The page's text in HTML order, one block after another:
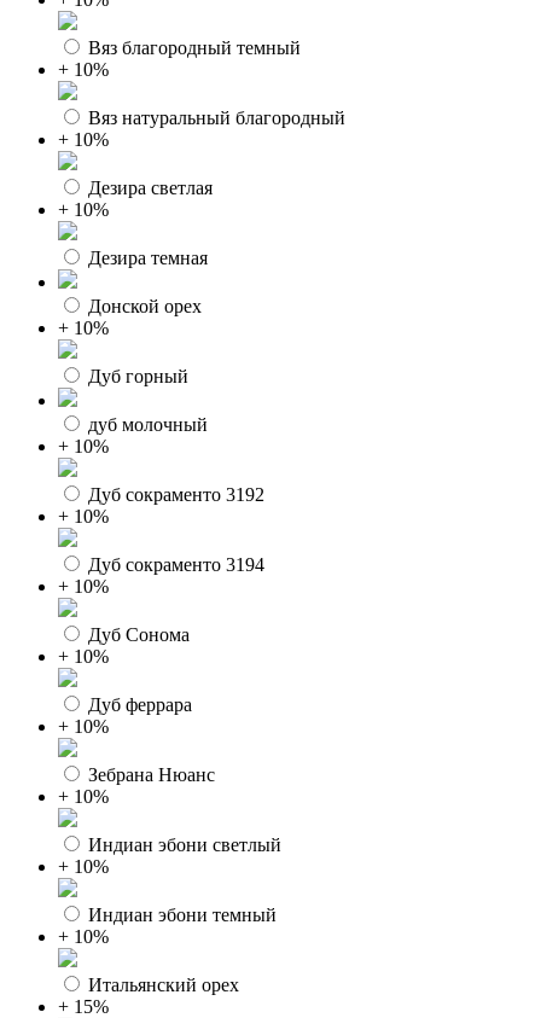
Вяз благородный темный
+ 10%
Вяз натуральный благородный
+ 10%
Дезира светлая
+ 10%
Дезира темная
Донской орех
+ 10%
Дуб горный
дуб молочный
+ 10%
Дуб сокраменто 3192
+ 10%
Дуб сокраменто 3194
+ 10%
Дуб Сонома
+ 10%
Дуб феррара
+ 10%
Зебрана Нюанс
+ 10%
Индиан эбони светлый
+ 10%
Индиан эбони темный
+ 10%
Итальянский орех
+ 15%